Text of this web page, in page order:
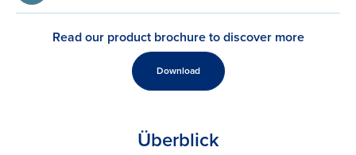
Read our product brochure to discover more
Download
Überblick